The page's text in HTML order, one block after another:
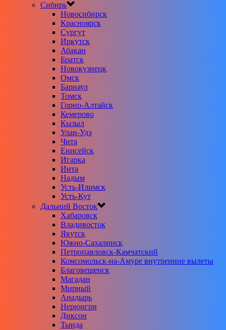
Сибирь
Новосибирск
Красноярск
Сургут
Иркутск
Абакан
Братск
Новокузнецк
Омск
Барнаул
Томск
Горно-Алтайск
Кемерово
Кызыл
Улан-Удэ
Чита
Енисейск
Игарка
Инта
Надым
Усть-Илимск
Усть-Кут
Дальний Восток
Хабаровск
Владивосток
Якутск
Южно-Сахалинск
Петропавловск-Камчатский
Комсомольск-на-Амуре внутренние вылеты
Благовещенск
Магадан
Мирный
Анадырь
Нерюнгри
Диксон
Тында